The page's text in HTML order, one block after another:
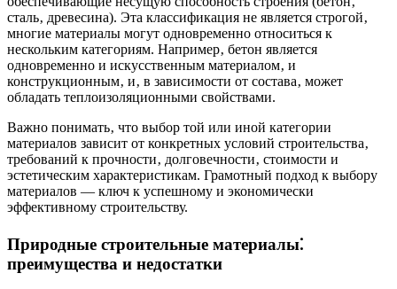
сталь‚ древесина). Эта классификация не является строгой‚
многие материалы могут одновременно относиться к
нескольким категориям. Например‚ бетон является
одновременно и искусственным материалом‚ и
конструкционным‚ и‚ в зависимости от состава‚ может
обладать теплоизоляционными свойствами.
Важно понимать‚ что выбор той или иной категории
материалов зависит от конкретных условий строительства‚
требований к прочности‚ долговечности‚ стоимости и
эстетическим характеристикам. Грамотный подход к выбору
материалов — ключ к успешному и экономически
эффективному строительству.
Природные строительные материалы⁚
преимущества и недостатки